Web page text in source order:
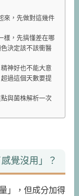
來，先做對這幾件
樣，先搞懂差在哪
決定該不該衝醫
神好也不能大意
過這個天數要提
與菌株解析一次
覺沒用」？
」，但成分加得